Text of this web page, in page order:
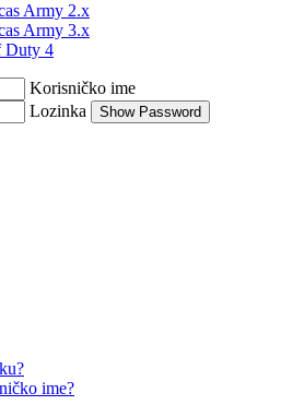
Army 2.x
Army 3.x
Duty 4
Korisničko ime
Lozinka
Show Password
ime?